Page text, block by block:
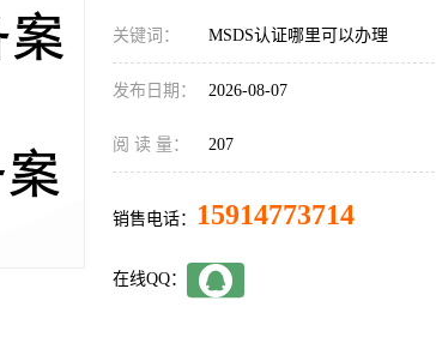
关键词： MSDS认证哪里可以办理
发布日期： 2026-08-07
阅 读 量： 207
销售电话： 15914773714
在线QQ：